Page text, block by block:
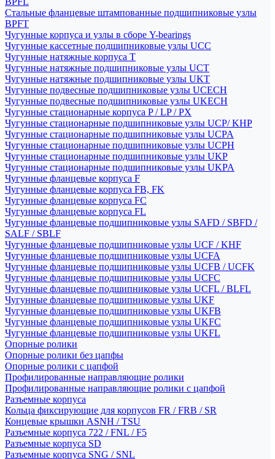
Стальные фланцевые штампованные подшипниковые узлы
BPFT
Чугунные корпуса и узлы в сборе Y-bearings
Чугунные кассетные подшипниковые узлы UCC
Чугунные натяжные корпуса T
Чугунные натяжные подшипниковые узлы UCT
Чугунные натяжные подшипниковые узлы UKT
Чугунные подвесные подшипниковые узлы UCECH
Чугунные подвесные подшипниковые узлы UKECH
Чугунные стационарные корпуса P / LP / PX
Чугунные стационарные подшипниковые узлы UCP/ KHP
Чугунные стационарные подшипниковые узлы UCPA
Чугунные стационарные подшипниковые узлы UCPH
Чугунные стационарные подшипниковые узлы UKP
Чугунные стационарные подшипниковые узлы UKPA
Чугунные фланцевые корпуса F
Чугунные фланцевые корпуса FB, FK
Чугунные фланцевые корпуса FC
Чугунные фланцевые корпуса FL
Чугунные фланцевые подшипниковые узлы SAFD / SBFD /
SALF / SBLF
Чугунные фланцевые подшипниковые узлы UCF / KHF
Чугунные фланцевые подшипниковые узлы UCFA
Чугунные фланцевые подшипниковые узлы UCFB / UCFK
Чугунные фланцевые подшипниковые узлы UCFC
Чугунные фланцевые подшипниковые узлы UCFL / BLFL
Чугунные фланцевые подшипниковые узлы UKF
Чугунные фланцевые подшипниковые узлы UKFB
Чугунные фланцевые подшипниковые узлы UKFC
Чугунные фланцевые подшипниковые узлы UKFL
Опорные ролики
Опорные ролики без цапфы
Опорные ролики с цапфой
Профилированные направляющие ролики
Профилированные направляющие ролики с цапфой
Разъемные корпуса
Кольца фиксирующие для корпусов FR / FRB / SR
Концевые крышки ASNH / TSU
Разъемные корпуса 722 / FNL / F5
Разъемные корпуса SD
Разъемные корпуса SNG / SNL